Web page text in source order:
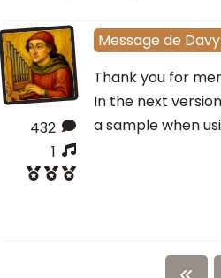
432
1
Message de Davy
Thank you for
In the next
a sample when